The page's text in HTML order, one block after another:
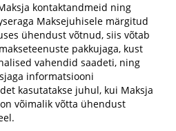
kontaktandmeid ning
Maksejuhisele märgitud
ühendust võtnud, siis võtab
pakkujaga, kust
vahendid saadeti, ning
informatsiooni
kasutatakse juhul, kui Maksja
võimalik võtta ühendust